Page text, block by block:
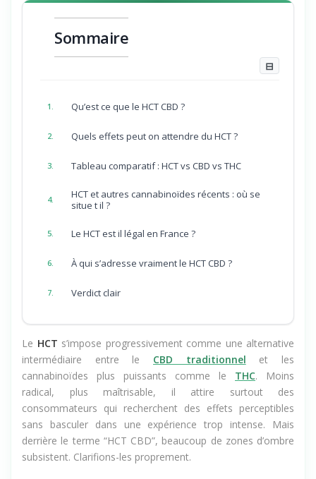
1. Qu’est ce que le HCT CBD ?
2. Quels effets peut on attendre du HCT ?
3. Tableau comparatif : HCT vs CBD vs THC
4.
situe t il ?
5. Le HCT est il légal en France ?
6. À qui s’adresse vraiment le HCT CBD ?
7. Verdict clair
LeHCTs’impose progressivement comme une alternative
intermédiaire entre le CBD traditionnelet les
cannabinoïdes plus puissants comme le THC. Moins
radical, plus maîtrisable, il attire surtout des
consommateurs qui recherchent des effets perceptibles
sans basculer dans une expérience trop intense. Mais